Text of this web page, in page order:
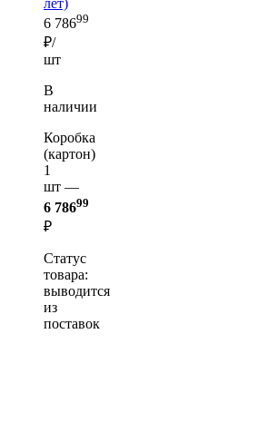
6 78699
₽/
шт
В
наличии
Коробка
(картон)
1
шт —
6 78699
₽
Статус
товара:
выводится
из
поставок